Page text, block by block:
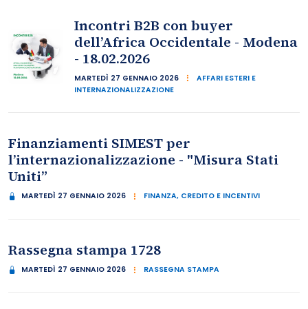
Incontri B2B con buyer
dell’Africa Occidentale - Modena
- 18.02.2026
MARTEDÌ 27 GENNAIO 2026
AFFARI ESTERI E
INTERNAZIONALIZZAZIONE
Finanziamenti SIMEST per
l’internazionalizzazione - "Misura Stati
Uniti”
MARTEDÌ 27 GENNAIO 2026 FINANZA, CREDITO E INCENTIVI
Rassegna stampa 1728
MARTEDÌ 27 GENNAIO 2026 RASSEGNA STAMPA